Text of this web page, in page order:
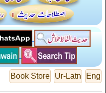
Eng
Ur-Latn
Book Store